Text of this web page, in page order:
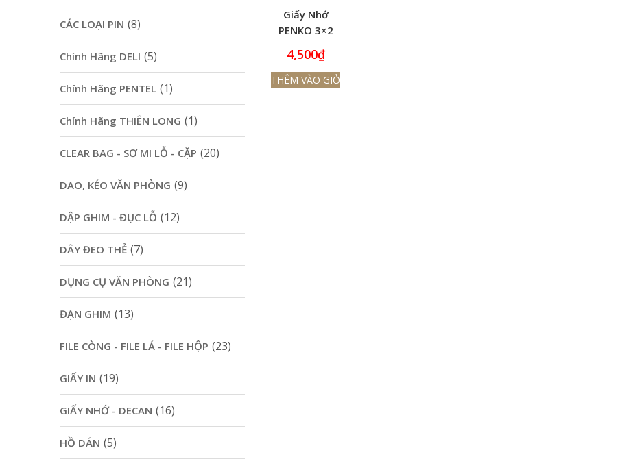
Giấy Nhớ
PENKO 3×2
(7.6 X 5.1cm)
4,500₫
THÊM VÀO GIỎ
CÁC LOẠI PIN (8)
Chính Hãng DELI (5)
Chính Hãng PENTEL (1)
Chính Hãng THIÊN LONG (1)
CLEAR BAG - SƠ MI LỖ - CẶP (20)
DAO, KÉO VĂN PHÒNG (9)
DẬP GHIM - ĐỤC LỖ (12)
DÂY ĐEO THẺ (7)
DỤNG CỤ VĂN PHÒNG (21)
ĐẠN GHIM (13)
FILE CÒNG - FILE LÁ - FILE HỘP (23)
GIẤY IN (19)
GIẤY NHỚ - DECAN (16)
HỒ DÁN (5)